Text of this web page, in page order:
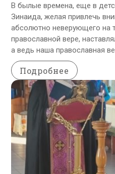
В былые времена, еще в
Зинаида, желая привлечь
абсолютно неверующего на
православной вере,
а ведь наша православная
Подробнее